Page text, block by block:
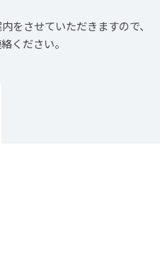
をさせていただきますので、
ください。